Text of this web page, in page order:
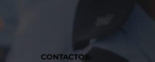
CONTACTOS: